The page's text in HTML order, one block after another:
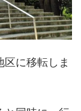
に移転しま